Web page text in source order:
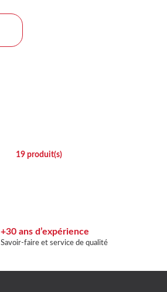
19produit(s)
+30 ans d’expérience
Savoir-faire et service de qualité